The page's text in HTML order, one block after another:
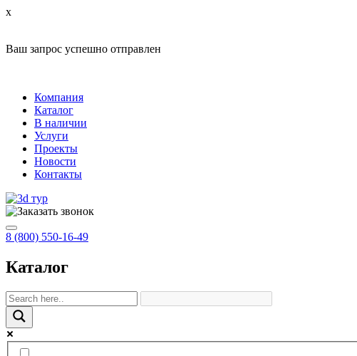
x
Ваш запрос успешно отправлен
Компания
Каталог
В наличии
Услуги
Проекты
Новости
Контакты
8 (800) 550-16-49
Каталог